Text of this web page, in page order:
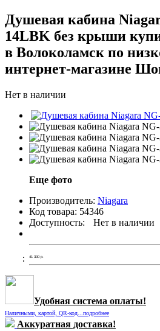
Душевая кабина
14LBK без крыши
в Волоколамск по
интернет-магазине
Нет в наличии
Еще фото
Производитель: Niagara
Код товара: 54346
Доступность:
Нет в наличии
41 300 р.
Удобная система оплаты!
Наличными, картой, QR-код...подробнее
Аккуратная доставка!